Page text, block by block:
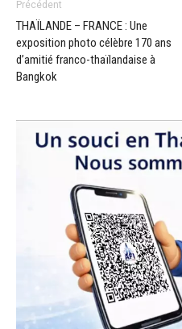
Précédent
THAÏLANDE – FRANCE : Une
exposition photo célèbre 170 ans
d’amitié franco-thaïlandaise à
Bangkok